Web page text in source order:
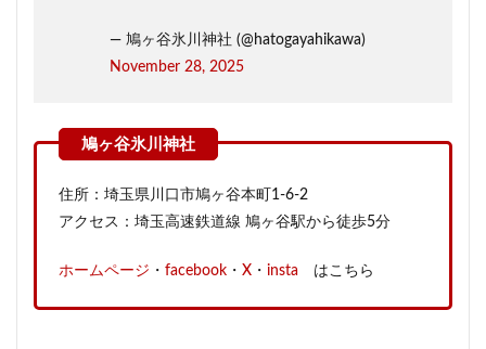
— 鳩ヶ谷氷川神社 (@hatogayahikawa)
November 28, 2025
住所：埼玉県川口市鳩ヶ谷本町1-6-2
アクセス：埼玉高速鉄道線 鳩ヶ谷駅から徒歩5分
ホームページ ・ facebook ・ X ・ insta はこちら